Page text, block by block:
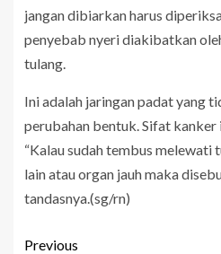
jangan dibiarkan harus
penyebab nyeri diakibatkan
tulang.
Ini adalah jaringan padat yang
perubahan bentuk. Sifat kanker
“Kalau sudah tembus melewati
lain atau organ jauh maka
tandasnya.(sg/rn)
Previous